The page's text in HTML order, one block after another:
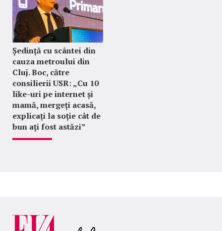
Ședință cu scântei din
cauza metroului din
Cluj. Boc, către
consilierii USR: „Cu 10
like-uri pe internet și
mamă, mergeți acasă,
explicați la soție cât de
bun ați fost astăzi”